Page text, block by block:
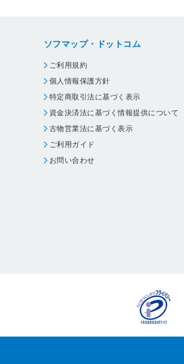
ソフマップ・ドットコム
ご利用規約
個人情報保護方針
特定商取引法に基づく表示
資金決済法に基づく情報提供について
古物営業法に基づく表示
ご利用ガイド
お問い合わせ